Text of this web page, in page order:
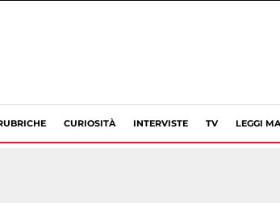
CURIOSITÀ INTERVISTE TV LEGGI